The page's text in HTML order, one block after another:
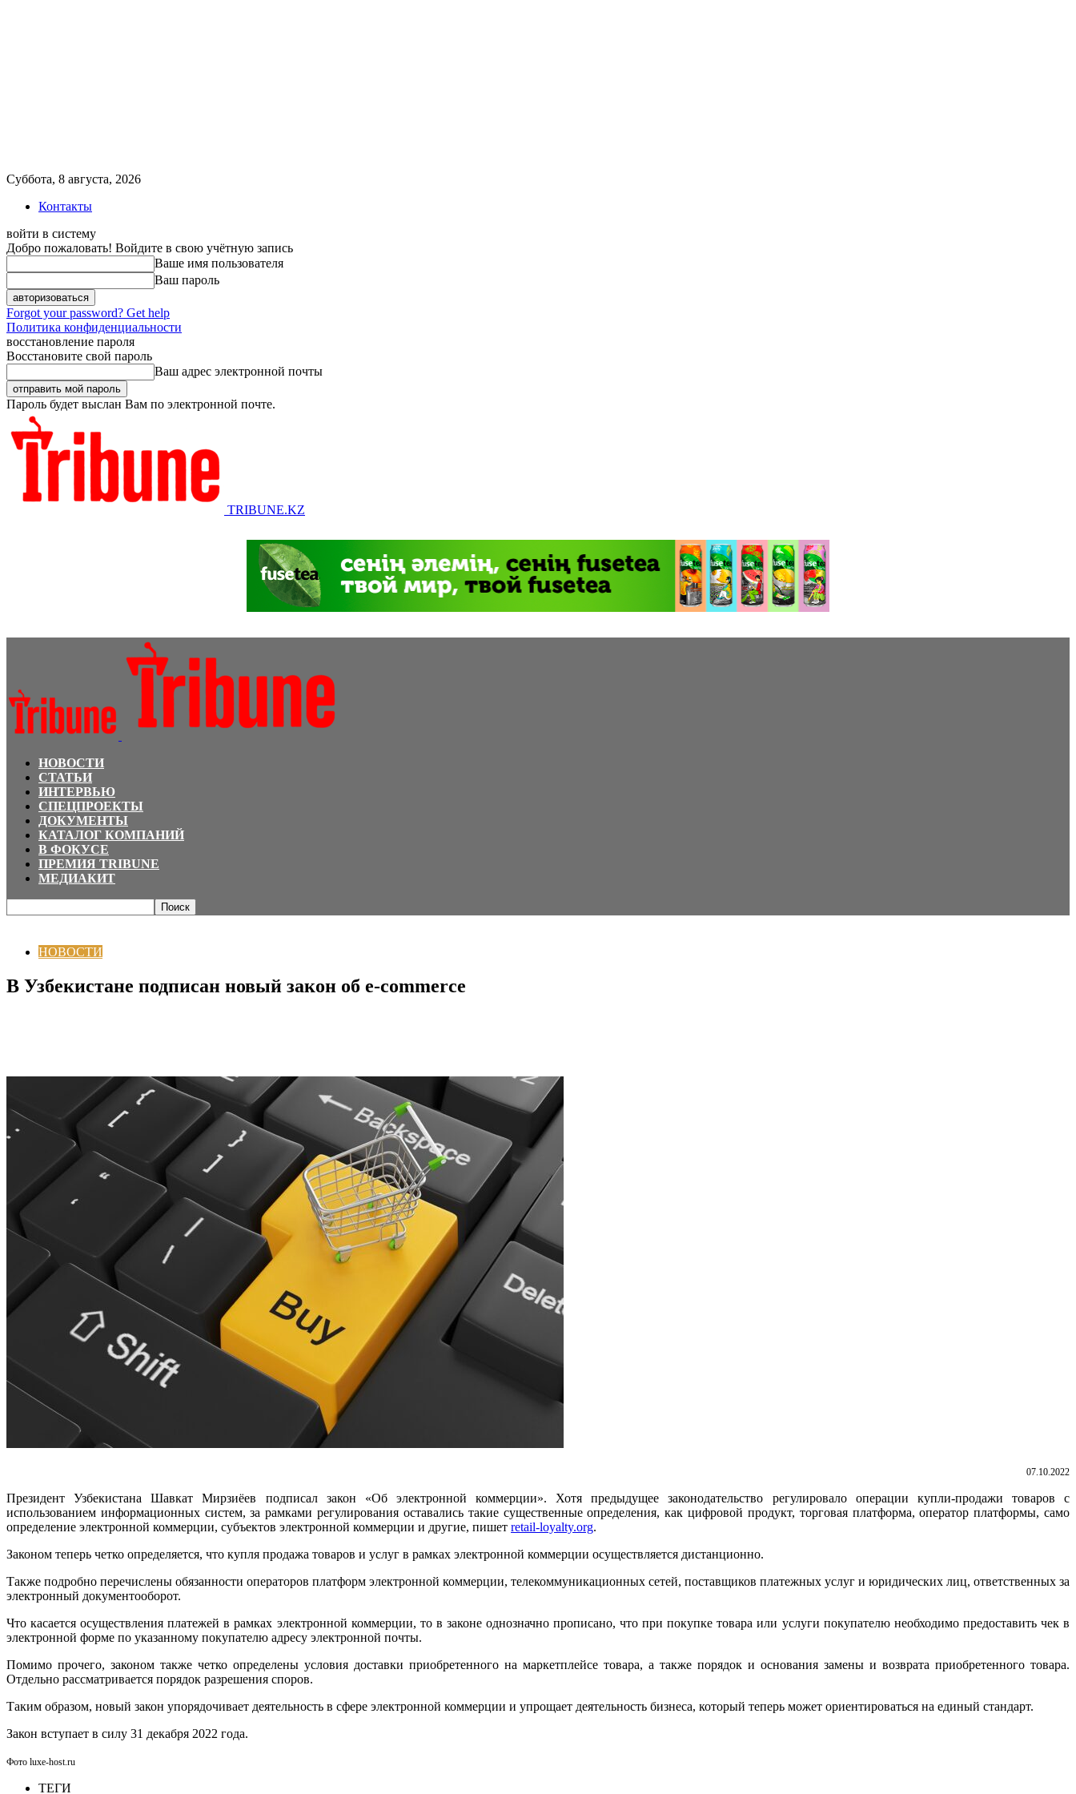
Суббота, 8 августа, 2026
Контакты
войти в систему
Добро пожаловать! Войдите в свою учётную запись
Ваше имя пользователя
Ваш пароль
Forgot your password? Get help
Политика конфиденциальности
восстановление пароля
Восстановите свой пароль
Ваш адрес электронной почты
Пароль будет выслан Вам по электронной почте.
TRIBUNE.KZ
НОВОСТИ
СТАТЬИ
ИНТЕРВЬЮ
СПЕЦПРОЕКТЫ
ДОКУМЕНТЫ
КАТАЛОГ КОМПАНИЙ
В ФОКУСЕ
ПРЕМИЯ TRIBUNE
МЕДИАКИТ
НОВОСТИ
В Узбекистане подписан новый закон об e-commerce
07.10.2022
Президент Узбекистана Шавкат Мирзиёев подписал закон «Об электронной коммерции». Хотя предыдущее законодательство регулировало операции купли-продажи товаров с
использованием информационных систем, за рамками регулирования оставались такие существенные определения, как цифровой продукт, торговая платформа, оператор платформы, само
определение электронной коммерции, субъектов электронной коммерции и другие, пишет retail-loyalty.org.
Законом теперь четко определяется, что купля продажа товаров и услуг в рамках электронной коммерции осуществляется дистанционно.
Также подробно перечислены обязанности операторов платформ электронной коммерции, телекоммуникационных сетей, поставщиков платежных услуг и юридических лиц, ответственных за
электронный документооборот.
Что касается осуществления платежей в рамках электронной коммерции, то в законе однозначно прописано, что при покупке товара или услуги покупателю необходимо предоставить чек в
электронной форме по указанному покупателю адресу электронной почты.
Помимо прочего, законом также четко определены условия доставки приобретенного на маркетплейсе товара, а также порядок и основания замены и возврата приобретенного товара.
Отдельно рассматривается порядок разрешения споров.
Таким образом, новый закон упорядочивает деятельность в сфере электронной коммерции и упрощает деятельность бизнеса, который теперь может ориентироваться на единый стандарт.
Закон вступает в силу 31 декабря 2022 года.
Фото luxe-host.ru
ТЕГИ